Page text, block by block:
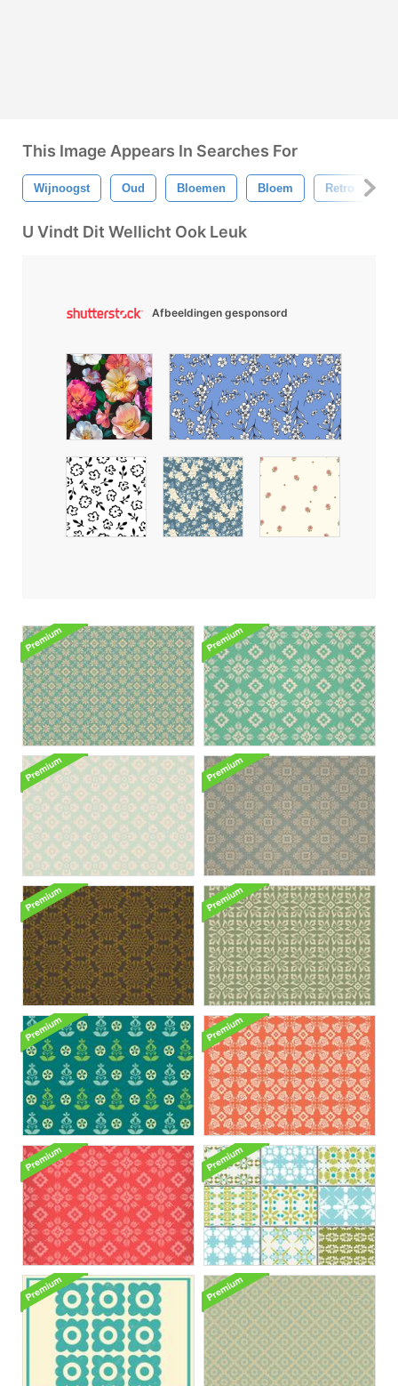
This Image Appears In Searches For
Wijnoogst Oud Bloemen Bloem Retro
U Vindt Dit Wellicht Ook Leuk
Afbeeldingen gesponsord